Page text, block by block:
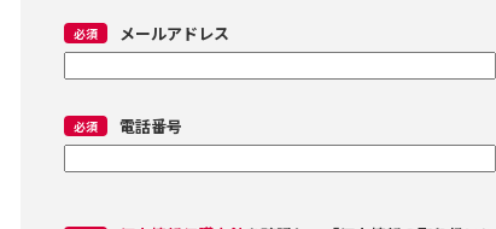
メールアドレス
電話番号